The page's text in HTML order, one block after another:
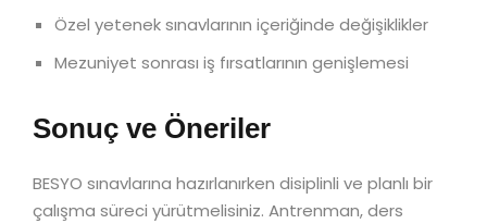
Özel yetenek sınavlarının içeriğinde değişiklikler
Mezuniyet sonrası iş fırsatlarının genişlemesi
Sonuç ve Öneriler
BESYO sınavlarına hazırlanırken disiplinli ve planlı bir
çalışma süreci yürütmelisiniz. Antrenman, ders